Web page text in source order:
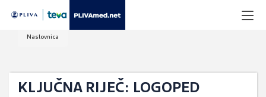
Naslovnica
KLJUČNA RIJEČ: LOGOPED